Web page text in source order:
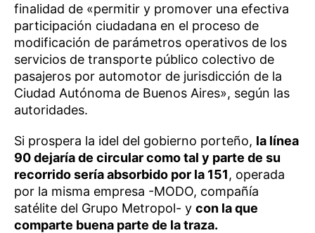
finalidad de «permitir y promover una efectiva
participación ciudadana en el proceso de
modificación de parámetros operativos de los
servicios de transporte público colectivo de
pasajeros por automotor de jurisdicción de la
Ciudad Autónoma de Buenos Aires», según las
autoridades.
Si prospera la idel del gobierno porteño, la línea
90 dejaría de circular como tal y parte de su
recorrido sería absorbido por la 151, operada
por la misma empresa -MODO, compañía
satélite del Grupo Metropol- y con la que
comparte buena parte de la traza.